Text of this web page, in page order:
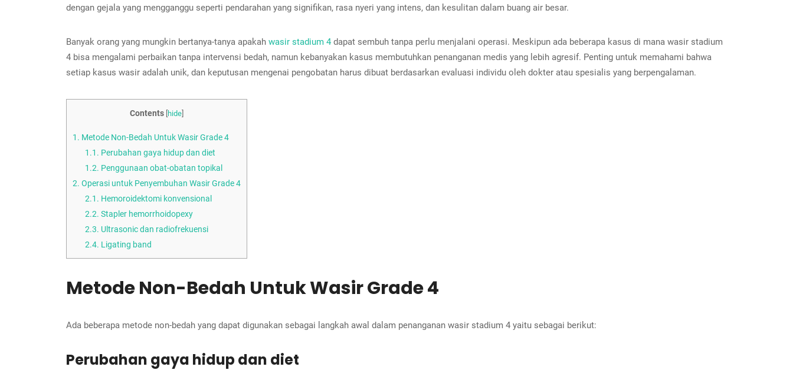
dengan gejala yang mengganggu seperti pendarahan yang signifikan, rasa nyeri yang intens, dan kesulitan dalam buang air besar.
Banyak orang yang mungkin bertanya-tanya apakah wasir stadium 4 dapat sembuh tanpa perlu menjalani operasi. Meskipun ada beberapa kasus di mana wasir stadium
4 bisa mengalami perbaikan tanpa intervensi bedah, namun kebanyakan kasus membutuhkan penanganan medis yang lebih agresif. Penting untuk memahami bahwa
setiap kasus wasir adalah unik, dan keputusan mengenai pengobatan harus dibuat berdasarkan evaluasi individu oleh dokter atau spesialis yang berpengalaman.
Contents [hide]
1. Metode Non-Bedah Untuk Wasir Grade 4
1.1. Perubahan gaya hidup dan diet
1.2. Penggunaan obat-obatan topikal
2. Operasi untuk Penyembuhan Wasir Grade 4
2.1. Hemoroidektomi konvensional
2.2. Stapler hemorrhoidopexy
2.3. Ultrasonic dan radiofrekuensi
2.4. Ligating band
Metode Non-Bedah Untuk Wasir Grade 4
Ada beberapa metode non-bedah yang dapat digunakan sebagai langkah awal dalam penanganan wasir stadium 4 yaitu sebagai berikut:
Perubahan gaya hidup dan diet